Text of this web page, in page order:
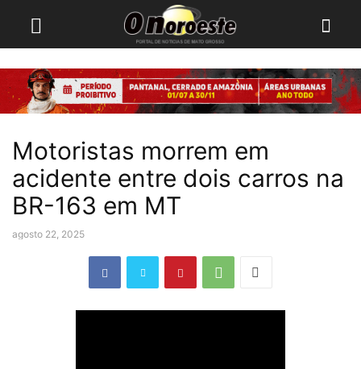
Motoristas morrem em
acidente entre dois carros na
BR-163 em MT
agosto 22, 2025